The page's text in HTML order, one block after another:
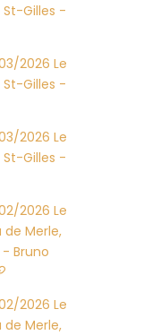
Gilles -
2026 Le
Gilles -
2026 Le
Gilles -
2026 Le
Merle,
Bruno
2026 Le
Merle,